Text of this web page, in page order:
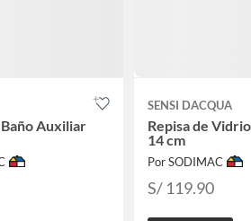
Auxiliar
SENSI DACQUA
Repisa de
14 cm
Por SODIMAC
S/ 119.90